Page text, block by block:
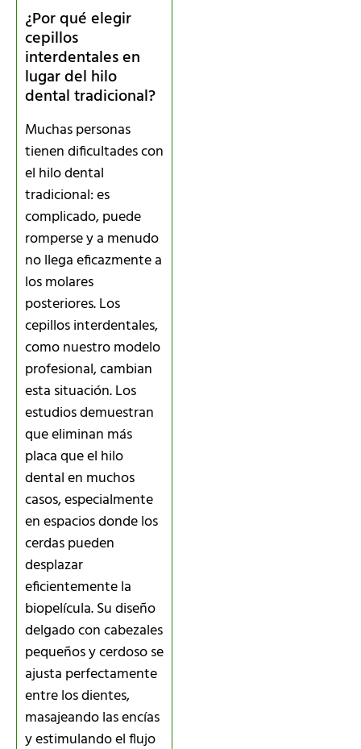
¿Por qué elegir
cepillos
interdentales en
lugar del hilo
dental tradicional?
Muchas personas
tienen dificultades con
el hilo dental
tradicional: es
complicado, puede
romperse y a menudo
no llega eficazmente a
los molares
posteriores. Los
cepillos interdentales,
como nuestro modelo
profesional, cambian
esta situación. Los
estudios demuestran
que eliminan más
placa que el hilo
dental en muchos
casos, especialmente
en espacios donde los
cerdas pueden
desplazar
eficientemente la
biopelícula. Su diseño
delgado con cabezales
pequeños y cerdoso se
ajusta perfectamente
entre los dientes,
masajeando las encías
y estimulando el flujo